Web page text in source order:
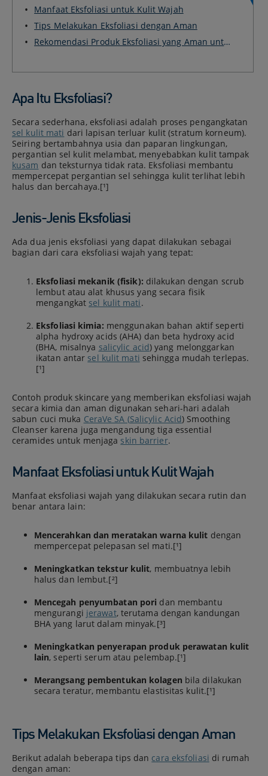
Manfaat Eksfoliasi untuk Kulit Wajah
Tips Melakukan Eksfoliasi dengan Aman
Rekomendasi Produk Eksfoliasi yang Aman untuk
Apa Itu Eksfoliasi?
Secara sederhana, eksfoliasi adalah proses pengangkatan
sel kulit mati dari lapisan terluar kulit (stratum korneum).
Seiring bertambahnya usia dan paparan lingkungan,
pergantian sel kulit melambat, menyebabkan kulit tampak
kusam dan teksturnya tidak rata. Eksfoliasi membantu
mempercepat pergantian sel sehingga kulit terlihat lebih
halus dan bercahaya.[¹]
Jenis-Jenis Eksfoliasi
Ada dua jenis eksfoliasi yang dapat dilakukan sebagai
bagian dari cara eksfoliasi wajah yang tepat:
Eksfoliasi mekanik (fisik): dilakukan dengan scrub
lembut atau alat khusus yang secara fisik
mengangkat sel kulit mati.
Eksfoliasi kimia: menggunakan bahan aktif seperti
alpha hydroxy acids (AHA) dan beta hydroxy acid
(BHA, misalnya salicylic acid) yang melonggarkan
ikatan antar sel kulit mati sehingga mudah terlepas.
[¹]
Contoh produk skincare yang memberikan eksfoliasi wajah
secara kimia dan aman digunakan sehari-hari adalah
sabun cuci muka CeraVe SA (Salicylic Acid) Smoothing
Cleanser karena juga mengandung tiga essential
ceramides untuk menjaga skin barrier.
Manfaat Eksfoliasi untuk Kulit Wajah
Manfaat eksfoliasi wajah yang dilakukan secara rutin dan
benar antara lain:
Mencerahkan dan meratakan warna kulit dengan
mempercepat pelepasan sel mati.[¹]
Meningkatkan tekstur kulit, membuatnya lebih
halus dan lembut.[²]
Mencegah penyumbatan pori dan membantu
mengurangi jerawat, terutama dengan kandungan
BHA yang larut dalam minyak.[³]
Meningkatkan penyerapan produk perawatan kulit
lain, seperti serum atau pelembap.[¹]
Merangsang pembentukan kolagen bila dilakukan
secara teratur, membantu elastisitas kulit.[¹]
Tips Melakukan Eksfoliasi dengan Aman
Berikut adalah beberapa tips dan cara eksfoliasi di rumah
dengan aman: